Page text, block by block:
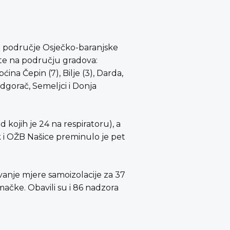
Osječko-baranjske
na području gradova:
Čepin (7), Bilje (3), Darda,
Semeljci i Donja
kojih je 24 na respiratoru), a
i OŽB Našice preminulo je pet
mjere samoizolacije za 37
Obavili su i 86 nadzora